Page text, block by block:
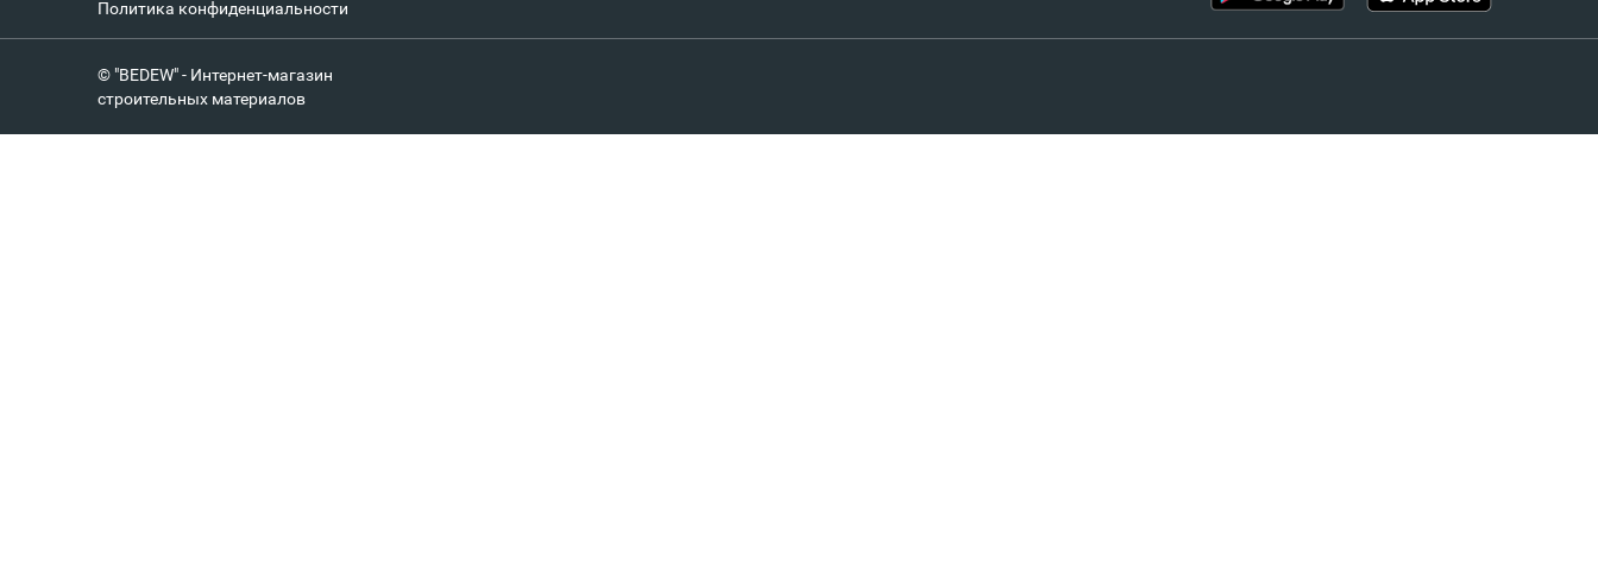
Политика конфиденциальности
© "BEDEW" - Интернет-магазин
строительных материалов